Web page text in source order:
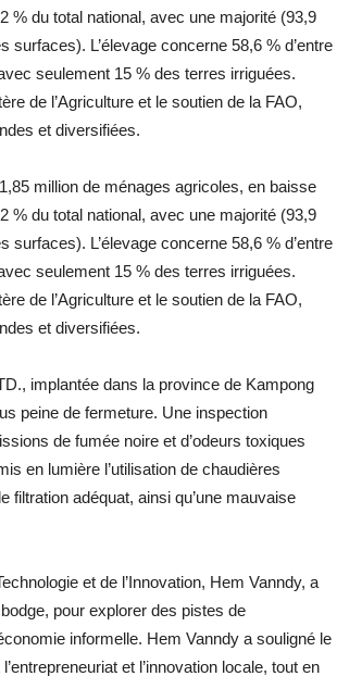
% du total national, avec une majorité (93,9
L’élevage concerne 58,6 % d’entre
seulement 15 % des terres irriguées.
de l’Agriculture et le soutien de la FAO,
et diversifiées.
million de ménages agricoles, en baisse
% du total national, avec une majorité (93,9
L’élevage concerne 58,6 % d’entre
seulement 15 % des terres irriguées.
de l’Agriculture et le soutien de la FAO,
et diversifiées.
implantée dans la province de Kampong
peine de fermeture. Une inspection
de fumée noire et d’odeurs toxiques
en lumière l’utilisation de chaudières
adéquat, ainsi qu’une mauvaise
et de l’Innovation, Hem Vanndy, a
pour explorer des pistes de
informelle. Hem Vanndy a souligné le
et l’innovation locale, tout en